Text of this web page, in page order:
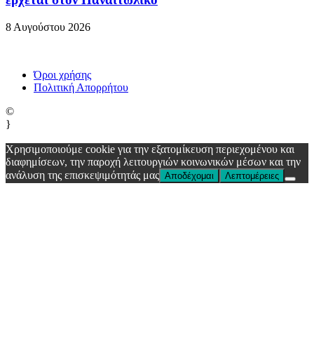
8 Αυγούστου 2026
Όροι χρήσης
Πολιτική Απορρήτου
©
}
Χρησιμοποιούμε cookie για την εξατομίκευση περιεχομένου και
διαφημίσεων, την παροχή λειτουργιών κοινωνικών μέσων και την
ανάλυση της επισκεψιμότητάς μας Αποδέχομαι Λεπτομέρειες